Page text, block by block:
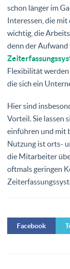
schon länger im
Interessen, die mit
wichtig, die
denn der Aufwand
Flexibilität werden
die sich ein
Hier sind
Vorteil. Sie lassen
einführen und mit
Nutzung ist orts-
die Mitarbeiter
oftmals geringen
Facebook